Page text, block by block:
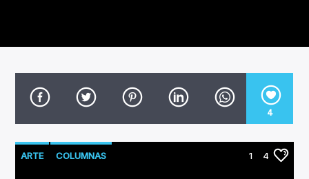
4
ARTE COLUMNAS 1 4